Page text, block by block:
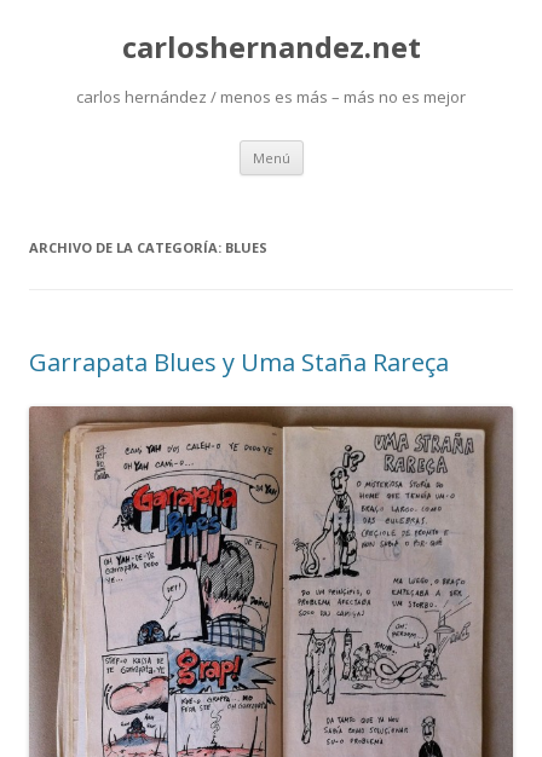
carloshernandez.net
carlos hernández / menos es más – más no es mejor
Menú Saltar
contenido
ARCHIVO DE LA CATEGORÍA: BLUES
Garrapata Blues y Uma Staña Rareça